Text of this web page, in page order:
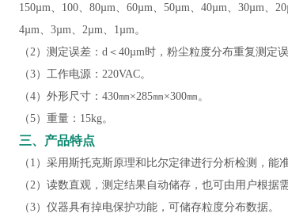
150µm、100、80µm、60µm、50µm、40µm、30µm、
4µm、3µm、2µm、1µm。
（2）测定误差：d＜40µm时，粉尘粒度分布重复测定误
（3）工作电源：220VAC。
（4）外形尺寸：430㎜×285㎜×300㎜。
（5）重量：15kg。
三、产品特点
（1）采用斯托克斯原理和比尔定律进行分析检测，能
（2）读数直观，测定结果自动储存，也可由用户根据
（3）仪器具有掉电保护功能，可储存粒度分布数据。